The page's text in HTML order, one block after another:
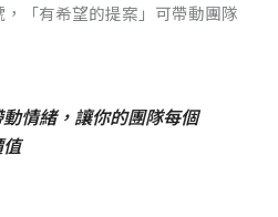
「有希望的提案」可帶動團隊
情緒，讓你的團隊每個